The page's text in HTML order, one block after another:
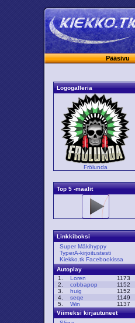
Pääsivu
Logogalleria
Frölunda
Top 5 -maalit
Linkkiboksi
Super Mäkihyppy
TyperA-kirjoitustesti
Kiekko.tk Facebookissa
Autoplay
1.
Loren
1173
2.
cobbapop
1152
3.
huig
1152
4.
seqe
1149
5.
Win
1137
Viimeksi kirjautuneet